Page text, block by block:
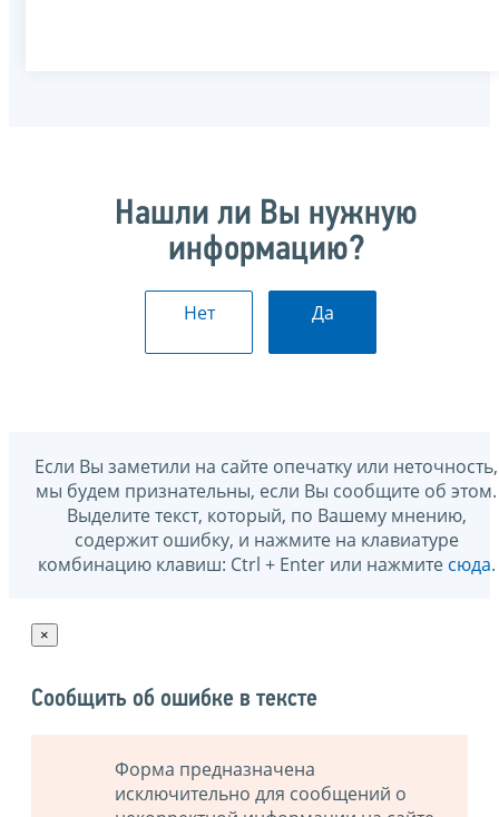
Нашли ли Вы нужную
информацию?
Нет Да
Если Вы заметили на сайте опечатку или неточность,
мы будем признательны, если Вы сообщите об этом.
Выделите текст, который, по Вашему мнению,
содержит ошибку, и нажмите на клавиатуре
комбинацию клавиш: Ctrl + Enter или нажмите сюда.
×
Сообщить об ошибке в тексте
Форма предназначена
исключительно для сообщений о